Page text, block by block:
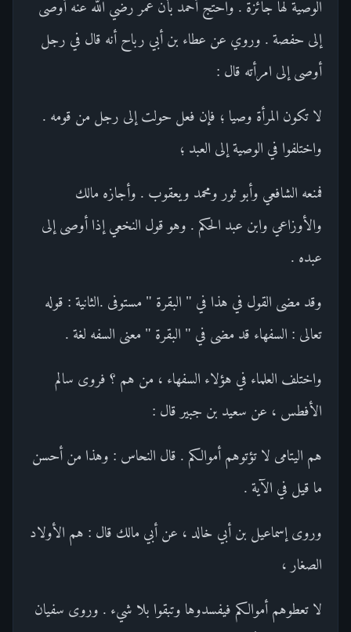
الوصية لها جائزة . واحتج أحمد بأن عمر رضي الله عنه أوصى
إلى حفصة . وروي عن عطاء بن أبي رباح أنه قال في رجل
أوصى إلى امرأته قال :
لا تكون المرأة وصيا ؛ فإن فعل حولت إلى رجل من قومه .
واختلفوا في الوصية إلى العبد ؛
فمنعه الشافعي وأبو ثور ومحمد ويعقوب . وأجازه مالك
والأوزاعي وابن عبد الحكم . وهو قول النخعي إذا أوصى إلى
عبده .
وقد مضى القول في هذا في " البقرة " مستوفى .الثانية : قوله
تعالى : السفهاء قد مضى في " البقرة " معنى السفه لغة .
واختلف العلماء في هؤلاء السفهاء ، من هم ؟ فروى سالم
الأفطس ، عن سعيد بن جبير قال :
هم اليتامى لا تؤتوهم أموالكم . قال النحاس : وهذا من أحسن
ما قيل في الآية .
وروى إسماعيل بن أبي خالد ، عن أبي مالك قال : هم الأولاد
الصغار ،
لا تعطوهم أموالكم فيفسدوها وتبقوا بلا شيء . وروى سفيان